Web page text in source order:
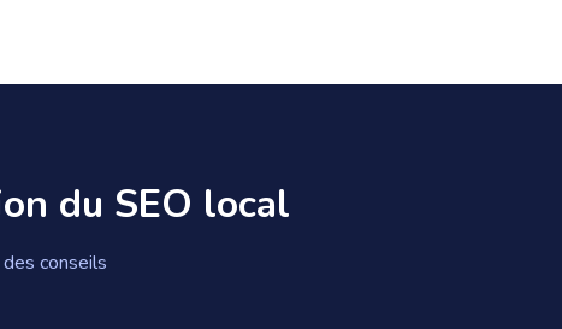
du SEO local
conseils